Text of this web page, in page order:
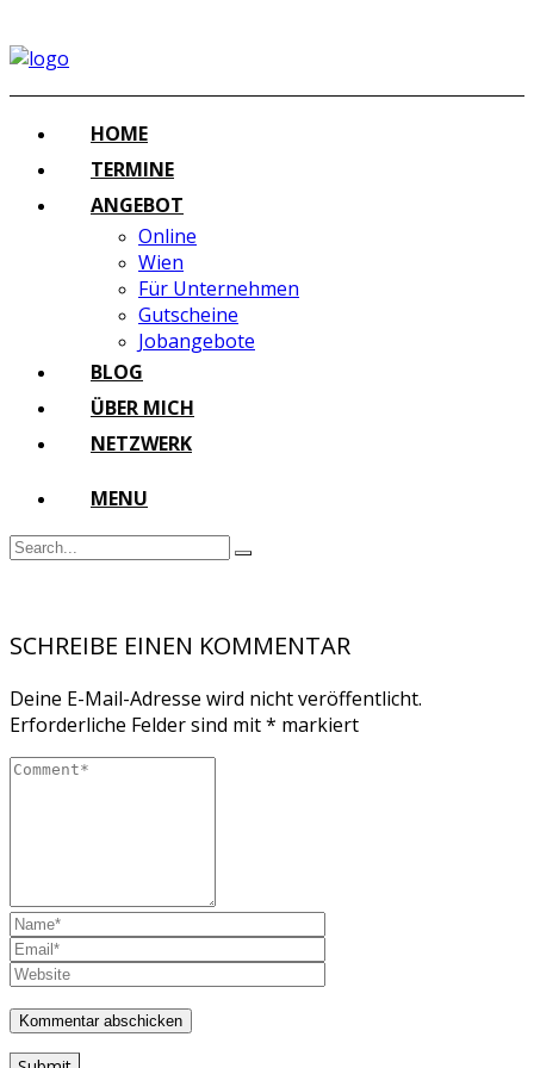
HOME
TERMINE
ANGEBOT
Online
Wien
Für Unternehmen
Gutscheine
Jobangebote
BLOG
ÜBER MICH
NETZWERK
MENU
SCHREIBE EINEN KOMMENTAR
Deine E-Mail-Adresse wird nicht veröffentlicht.
Erforderliche Felder sind mit* markiert